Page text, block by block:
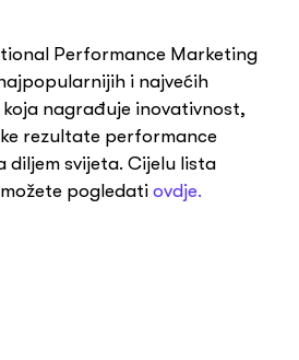
Performance Marketing
i najvećih
nagrađuje inovativnost,
rezultate performance
diljem svijeta. Cijelu lista
pogledati ovdje.